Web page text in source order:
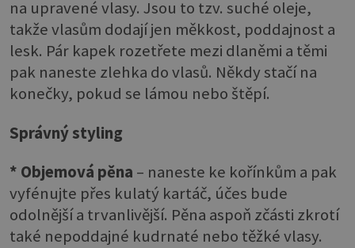
na upravené vlasy. Jsou to tzv. suché oleje,
takže vlasům dodají jen měkkost, poddajnost a
lesk. Pár kapek rozetřete mezi dlaněmi a těmi
pak naneste zlehka do vlasů. Někdy stačí na
konečky, pokud se lámou nebo štěpí.
Správný styling
* Objemová pěna – naneste ke kořínkům a pak
vyfénujte přes kulatý kartáč, účes bude
odolnější a trvanlivější. Pěna aspoň zčásti zkrotí
také nepoddajné kudrnaté nebo těžké vlasy.